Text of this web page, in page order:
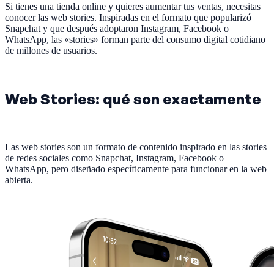
Si tienes una tienda online y quieres aumentar tus ventas, necesitas
conocer las web stories. Inspiradas en el formato que popularizó
Snapchat y que después adoptaron Instagram, Facebook o
WhatsApp, las «stories» forman parte del consumo digital cotidiano
de millones de usuarios.
Web Stories: qué son exactamente
Las web stories son un formato de contenido inspirado en las stories
de redes sociales como Snapchat, Instagram, Facebook o
WhatsApp, pero diseñado específicamente para funcionar en la web
abierta.